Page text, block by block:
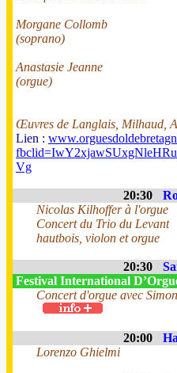
Morgane Collomb
(soprano)
Anastasie Jeanne
(orgue)
Œuvres de Langlais, Milhaud,
Lien :
Vg
20:30
Nicolas Kilhoffer à l'orgue
Concert du Trio du Levant
hautbois, violon et orgue
20:30
Festival International
Concert d'orgue avec
20:00
Lorenzo Ghielmi